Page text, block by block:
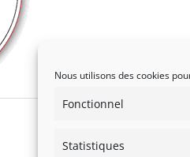
Nous utilisons des cookies
Fonctionnel
Statistiques